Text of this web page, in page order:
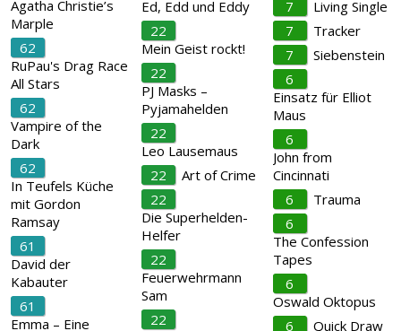
Agatha Christie’s
Marple
62
RuPau's Drag Race
All Stars
62
Vampire of the
Dark
62
In Teufels Küche
mit Gordon
Ramsay
61
David der
Kabauter
61
Emma – Eine
Ed, Edd und Eddy
22
Mein Geist rockt!
22
PJ Masks –
Pyjamahelden
22
Leo Lausemaus
22
Art of Crime
22
Die Superhelden-
Helfer
22
Feuerwehrmann
Sam
22
7
Living Single
7
Tracker
7
Siebenstein
6
Einsatz für Elliot
Maus
6
John from
Cincinnati
6
Trauma
6
The Confession
Tapes
6
Oswald Oktopus
6
Quick Draw